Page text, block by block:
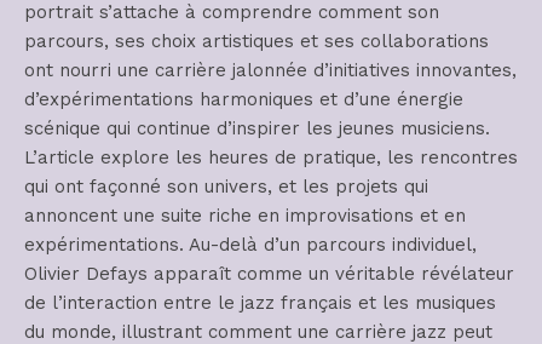
portrait s’attache à comprendre comment son
parcours, ses choix artistiques et ses collaborations
ont nourri une carrière jalonnée d’initiatives innovantes,
d’expérimentations harmoniques et d’une énergie
scénique qui continue d’inspirer les jeunes musiciens.
L’article explore les heures de pratique, les rencontres
qui ont façonné son univers, et les projets qui
annoncent une suite riche en improvisations et en
expérimentations. Au-delà d’un parcours individuel,
Olivier Defays apparaît comme un véritable révélateur
de l’interaction entre le jazz français et les musiques
du monde, illustrant comment une carrière jazz peut